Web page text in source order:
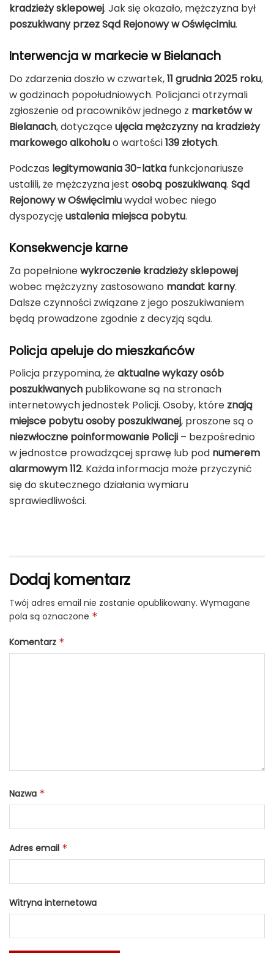
kradzieży sklepowej. Jak się okazało, mężczyzna był
poszukiwany przez Sąd Rejonowy w Oświęcimiu.
Interwencja w markecie w Bielanach
Do zdarzenia doszło w czwartek,11 grudnia 2025 roku,
w godzinach popołudniowych. Policjanci otrzymali
zgłoszenie od pracowników jednego z marketów w
Bielanach, dotycząceujęcia mężczyzny na kradzieży
markowego alkoholuo wartości139 złotych.
Podczas legitymowania 30-latka funkcjonariusze
ustalili, że mężczyzna jest osobą poszukiwaną. Sąd
Rejonowy w Oświęcimiuwydał wobec niego
dyspozycjęustalenia miejsca pobytu.
Konsekwencje karne
Za popełnionewykroczenie kradzieży sklepowej
wobec mężczyzny zastosowano mandat karny.
Dalsze czynności związane z jego poszukiwaniem
będą prowadzone zgodnie z decyzją sądu.
Policja apeluje do mieszkańców
Policja przypomina, żeaktualne wykazy osób
poszukiwanych publikowane są na stronach
internetowych jednostek Policji. Osoby, które znają
miejsce pobytu osoby poszukiwanej, proszone są o
niezwłoczne poinformowanie Policji – bezpośrednio
w jednostce prowadzącej sprawę lub pod numerem
alarmowym 112. Każda informacja może przyczynić
się do skutecznego działania wymiaru
sprawiedliwości.
Dodaj komentarz
Twój adres email nie zostanie opublikowany. Wymagane
pola są oznaczone *
Komentarz *
Nazwa *
Adres email *
Witryna internetowa